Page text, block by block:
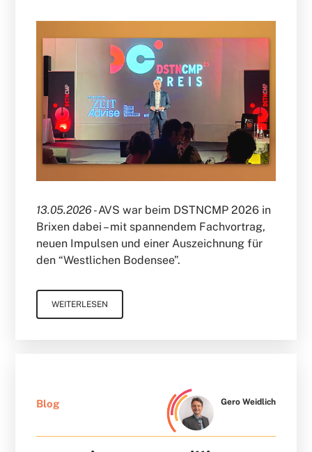
13.05.2026 -AVS war beim DSTNCMP 2026 in
Brixen dabei – mit spannendem Fachvortrag,
neuen Impulsen und einer Auszeichnung für
den “Westlichen Bodensee”.
WEITERLESEN
Blog Gero Weidlich